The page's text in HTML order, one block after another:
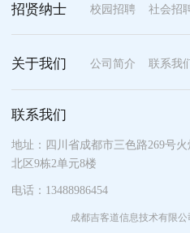
招贤纳士 校园招聘 社会招
关于我们 公司简介 联系我
联系我们
地址：四川省成都市三色路269号
北区9栋2单元8楼
电话：13488986454
成都吉客道信息技术有限